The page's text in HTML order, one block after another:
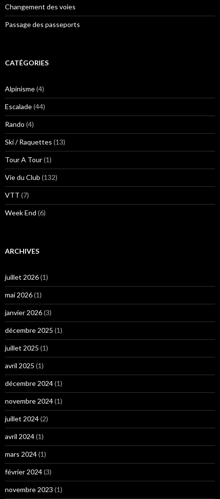
Changement des voies
Passage des passeports
CATÉGORIES
Alpinisme(4)
Escalade(44)
Rando (4)
Ski / Raquettes (13)
Tour A Tour(1)
Vie du Club (132)
VTT (7)
Week End (6)
ARCHIVES
juillet 2026(1)
mai 2026(1)
janvier 2026(3)
décembre 2025 (1)
juillet 2025 (1)
avril 2025 (1)
décembre 2024(1)
novembre 2024(1)
juillet 2024(2)
avril 2024(1)
mars 2024(1)
février 2024(3)
novembre 2023 (1)